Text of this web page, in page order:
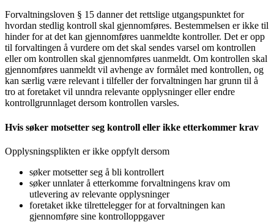
Forvaltningsloven § 15 danner det rettslige utgangspunktet for
hvordan stedlig kontroll skal gjennomføres. Bestemmelsen er ikke til
hinder for at det kan gjennomføres uanmeldte kontroller. Det er opp
til forvaltingen å vurdere om det skal sendes varsel om kontrollen
eller om kontrollen skal gjennomføres uanmeldt. Om kontrollen skal
gjennomføres uanmeldt vil avhenge av formålet med kontrollen, og
kan særlig være relevant i tilfeller der forvaltningen har grunn til å
tro at foretaket vil unndra relevante opplysninger eller endre
kontrollgrunnlaget dersom kontrollen varsles.
Hvis søker motsetter seg kontroll eller ikke etterkommer krav
Opplysningsplikten er ikke oppfylt dersom
søker motsetter seg å bli kontrollert
søker unnlater å etterkomme forvaltningens krav om
utlevering av relevante opplysninger
foretaket ikke tilrettelegger for at forvaltningen kan
gjennomføre sine kontrolloppgaver